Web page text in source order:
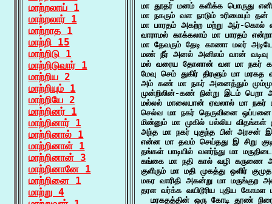
மாற்றலாய் 1
மாற்றலார் 1
மாற்றாத 1
மாற்றி 15
மாற்றிடு 1
மாற்றிடுவார் 1
மாற்றிய 2
மாற்றியும் 1
மாற்றியே 2
மாற்றினர் 1
மாற்றினார் 1
மாற்றினால் 1
மாற்றினாள் 1
மாற்றினான் 3
மாற்றினானே 1
மாற்றினை 1
மாற்று 4
மா தூதர் மனம் களிக்க பொருது
மா நகரும் வள நாடும் உரிமையும்
மா பாரதம் அகற்ற மற்று ஆர்-கொல்
வாராமல் காக்கலாம் மா பாரதம்
மா தேவரும் தேடி காணா மலர்
மண் நீர் அனல் அனிலம் வான்
மல் வரைய தோளான் வள மா நகர்
மேவு செம் துகிர் திரளும் மா மரகத
அம் கண் மா நகர் அனைத்தும்
முன்றிலின்-கண் நின்று இடம் பெறா
மல்லல் மாலையான் ஏவலால் மா நகர்
செல்வ மா நகர் தெருவினை
மின்னும் மா முகில் பல்லிய
அந்த மா நகர் புகுந்த பின் அரசன்
என்ன மா தவம் செய்தது இ சிறு
தங்கள் பாடியில் வளர்ந்து மா
கங்கை மா நதி கால் வழி கருணை
குளிரும் மா மதி முகத்து ஒளிர்
மகர வாரிதி அகன்று மா
தரள வர்க்க வயிடூரிய புதிய
மரகதத்தின் ஒரு கோடி தூண்